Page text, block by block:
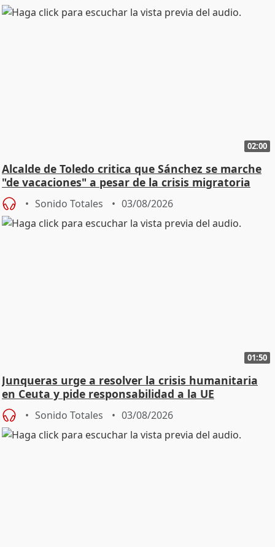
02:00
Alcalde de Toledo critica que Sánchez se marche
"de vacaciones" a pesar de la crisis migratoria
Sonido Totales 03/08/2026
01:50
Junqueras urge a resolver la crisis humanitaria
en Ceuta y pide responsabilidad a la UE
Sonido Totales 03/08/2026